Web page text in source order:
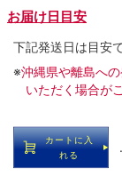
お届け日目安
下記発送日は目安で
※沖縄県や離島へ
いただく場合が
カートに入
れる